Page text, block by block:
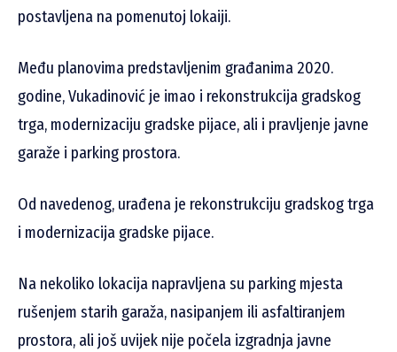
postavljena na pomenutoj lokaiji.
Među planovima predstavljenim građanima 2020.
godine, Vukadinović je imao i rekonstrukcija gradskog
trga, modernizaciju gradske pijace, ali i pravljenje javne
garaže i parking prostora.
Od navedenog, urađena je rekonstrukciju gradskog trga
i modernizacija gradske pijace.
Na nekoliko lokacija napravljena su parking mjesta
rušenjem starih garaža, nasipanjem ili asfaltiranjem
prostora, ali još uvijek nije počela izgradnja javne